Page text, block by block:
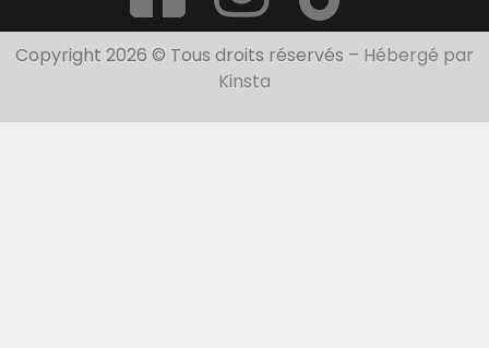
Copyright 2026 © Tous droits réservés – Hébergé par
Kinsta